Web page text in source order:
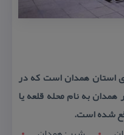
استان همدان است كه در
به نام محله قلعه یا
شده است.